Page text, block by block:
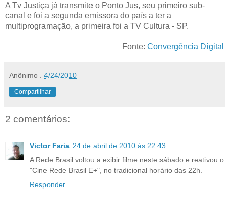
A Tv Justiça já transmite o Ponto Jus, seu primeiro sub-
canal e foi a segunda emissora do país a ter a
multiprogramação, a primeira foi a TV Cultura - SP.
Fonte: Convergência Digital
Anônimo 4/24/2010
Compartilhar
2 comentários:
Victor Faria 24 de abril de 2010 às 22:43
A Rede Brasil voltou a exibir filme neste sábado e reativou o
"Cine Rede Brasil E+", no tradicional horário das 22h.
Responder